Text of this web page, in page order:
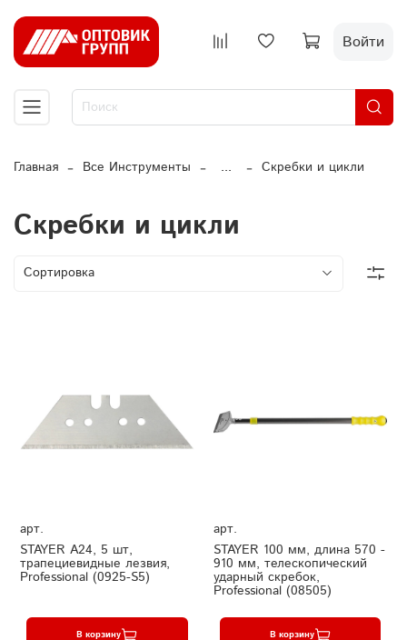
Войти
Главная Все Инструменты ... Скребки и цикли
Скребки и цикли
арт.
STAYER A24, 5 шт,
трапециевидные лезвия,
Professional (0925-S5)
В корзину
арт.
STAYER 100 мм, длина 570 -
910 мм, телескопический
ударный скребок,
Professional (08505)
В корзину